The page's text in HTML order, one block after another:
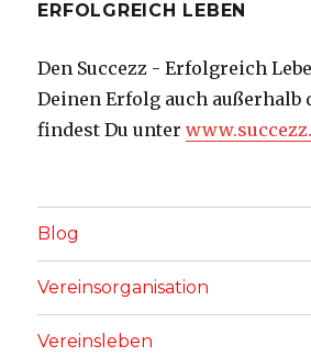
ERFOLGREICH LEBEN
Den Succezz - Erfolgreich
Deinen Erfolg auch außerhalb
findest Du unter
Blog
Vereinsorganisation
Vereinsleben